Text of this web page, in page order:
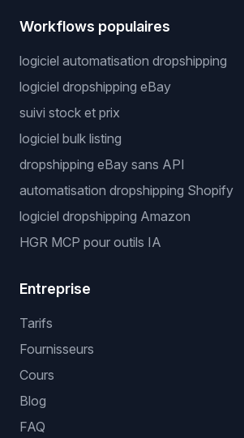
Workflows populaires
logiciel automatisation dropshipping
logiciel dropshipping eBay
suivi stock et prix
logiciel bulk listing
dropshipping eBay sans API
automatisation dropshipping Shopify
logiciel dropshipping Amazon
HGR MCP pour outils IA
Entreprise
Tarifs
Fournisseurs
Cours
Blog
FAQ